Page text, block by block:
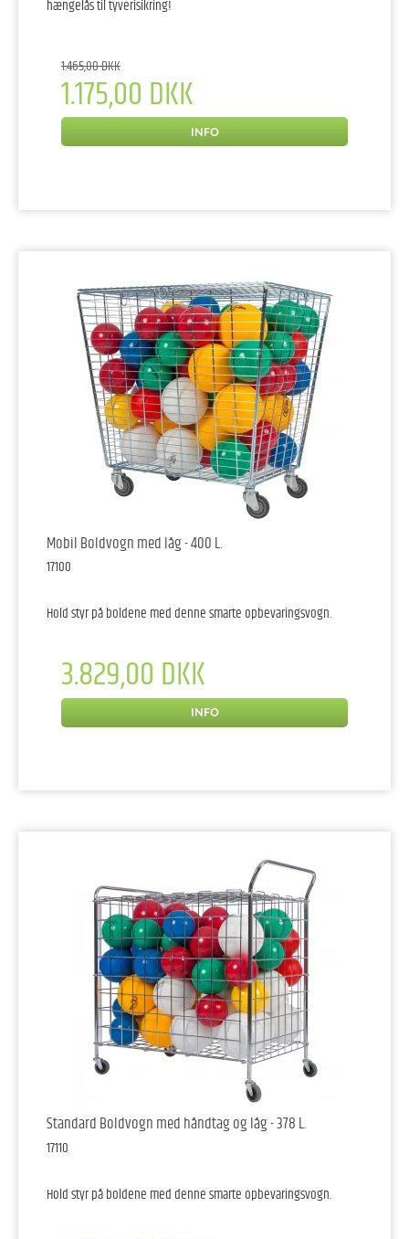
hængelås til tyverisikring!
1.465,00 DKK
1.175,00 DKK
INFO
Mobil Boldvogn med låg - 400 L.
17100
Hold styr på boldene med denne smarte opbevaringsvogn.
3.829,00 DKK
INFO
Standard Boldvogn med håndtag og låg - 378 L.
17110
Hold styr på boldene med denne smarte opbevaringsvogn.